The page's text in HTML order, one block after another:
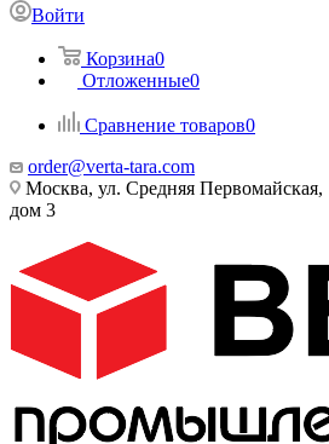
Войти
Корзина0
Отложенные0
Сравнение товаров0
order@verta-tara.com
Москва, ул. Средняя Первомайская,
дом 3